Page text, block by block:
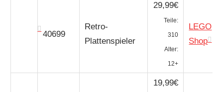
40699
Retro-
Plattenspieler
29,99€
Teile:
310
Alter:
12+
LEGO
Shop
19,99€